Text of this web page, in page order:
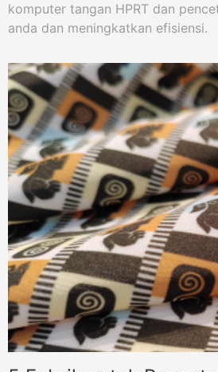
komputer tangan HPRT dan
anda dan meningkatkan efisiensi.